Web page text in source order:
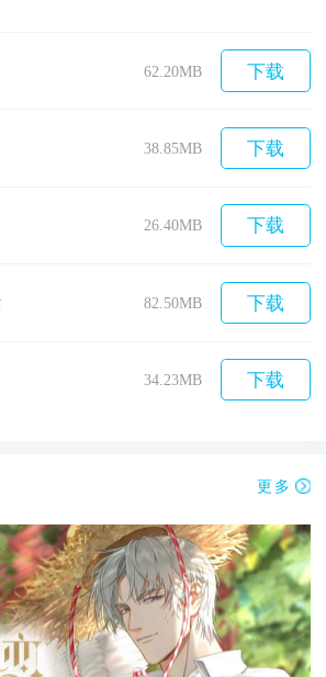
62.20MB 下载
38.85MB 下载
26.40MB 下载
82.50MB 下载
34.23MB 下载
更多